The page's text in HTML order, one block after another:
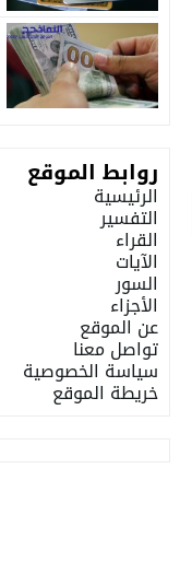
روابط الموقع
الرئيسية
التفسير
القراء
الآيات
السور
الأجزاء
عن الموقع
تواصل معنا
سياسة الخصوصية
خريطة الموقع